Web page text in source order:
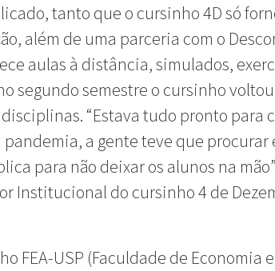
tanto que o cursinho 4D só
além de uma parceria com o
aulas à distância, simulados,
segundo semestre o cursinho
“Estava tudo pronto para
a gente teve que procurar
para não deixar os alunos na
Institucional do cursinho 4 de
FEA-USP (Faculdade de Economia